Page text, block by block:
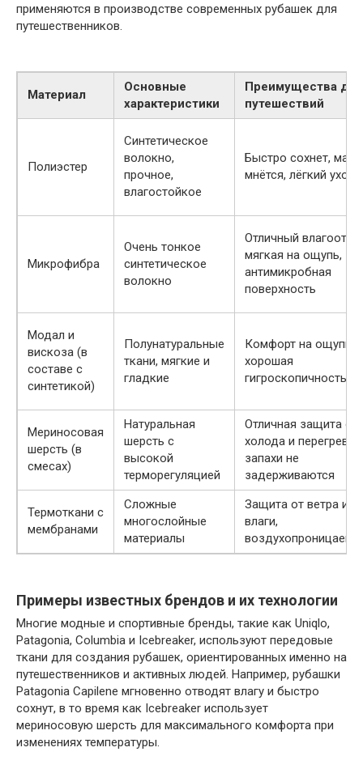
применяются в производстве современных рубашек для
путешественников.
Материал
Основные
характеристики
Преимущества для
путешествий
Полиэстер
Синтетическое
волокно,
прочное,
влагостойкое
Быстро сохнет, мало
мнётся, лёгкий уход
Микрофибра
Очень тонкое
синтетическое
волокно
Отличный
мягкая на ощупь,
антимикробная
поверхность
Модал и
вискоза (в
составе с
синтетикой)
Полунатуральные
ткани, мягкие и
гладкие
Комфорт на ощупь,
хорошая
гигроскопичность
Мериносовая
шерсть (в
смесах)
Натуральная
шерсть с
высокой
терморегуляцией
Отличная защита от
холода и перегрева,
запахи не
задерживаются
Термоткани с
мембранами
Сложные
многослойные
материалы
Защита от ветра и
влаги,
Примеры известных брендов и их технологии
Многие модные и спортивные бренды, такие как Uniqlo,
Patagonia, Columbia и Icebreaker, используют передовые
ткани для создания рубашек, ориентированных именно на
путешественников и активных людей. Например, рубашки
Patagonia Capilene мгновенно отводят влагу и быстро
сохнут, в то время как Icebreaker использует
мериносовую шерсть для максимального комфорта при
изменениях температуры.